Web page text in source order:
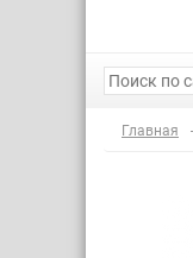
Главная